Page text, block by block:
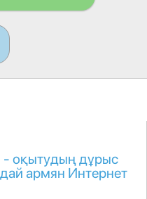
- оқытудың дұрыс
армян Интернет